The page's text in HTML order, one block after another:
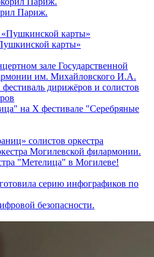
Париж.
карты»
на X фестивале "Серебряные
"Метелица" в Могилеве!
безопасности.